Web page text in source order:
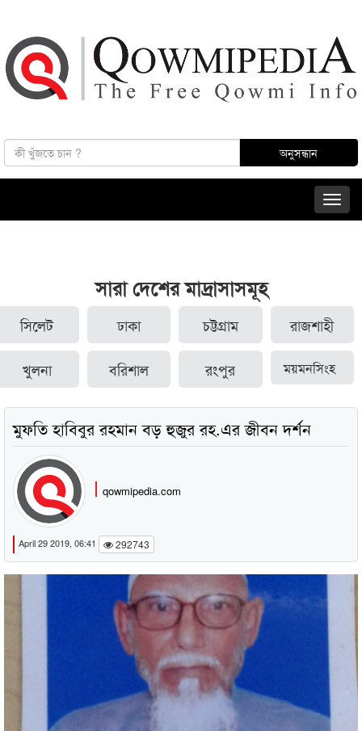
সারা দেশের মাদ্রাসাসমূহ
সিলেট ঢাকা চট্টগ্রাম রাজশাহী
খুলনা বরিশাল রংপুর ময়মনসিংহ
মুফতি হাবিবুর রহমান বড় হুজুর রহ.এর জীবন দর্শন
qowmipedia.com
April 29 2019, 06:41 292743